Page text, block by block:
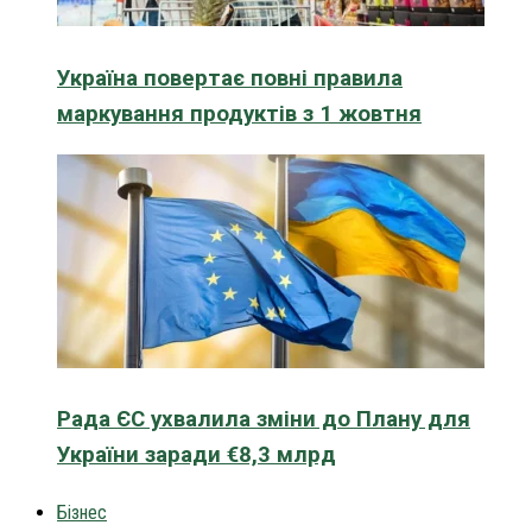
Україна повертає повні правила
маркування продуктів з 1 жовтня
Рада ЄС ухвалила зміни до Плану для
України заради €8,3 млрд
Бізнес